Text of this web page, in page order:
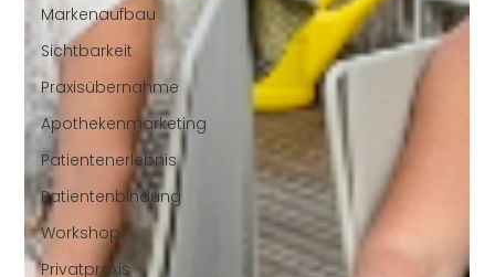
Markenaufbau
Sichtbarkeit
Praxisübernahme
Apothekenmarketing
Patientenerlebnis
Patientenbindung
Workshop
Privatpraxis